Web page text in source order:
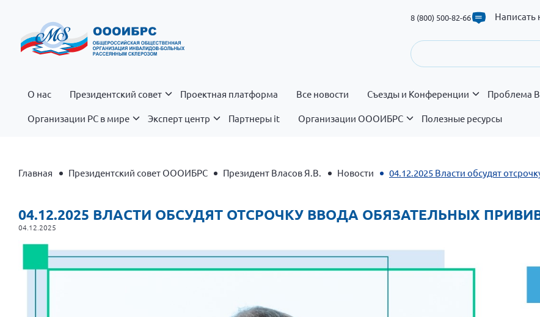
8 (800) 500-82-66 Написать
О нас Президентский совет Проектная платформа Все новости Съезды и Конференции Проблема
Организации РС в мире Эксперт центр Партнеры it Организации ОООИБРС Полезные ресурсы
Главная Президентский совет ОООИБРС Президент Власов Я.В. Новости 04.12.2025 Власти обсудят
04.12.2025 ВЛАСТИ ОБСУДЯТ ОТСРОЧКУ ВВОДА ОБЯЗАТЕЛЬНЫХ
04.12.2025